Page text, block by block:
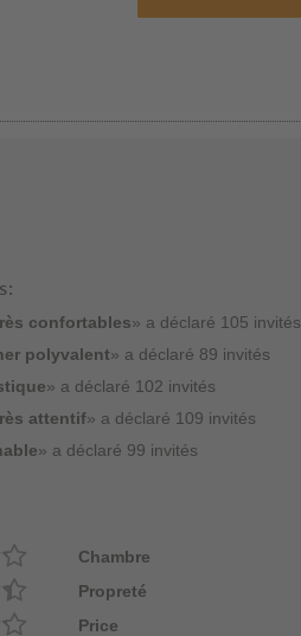
confortables» a déclaré 105 invités
polyvalent» a déclaré 89 invités
» a déclaré 102 invités
attentif» a déclaré 109 invités
» a déclaré 99 invités
Chambre
Propreté
Price